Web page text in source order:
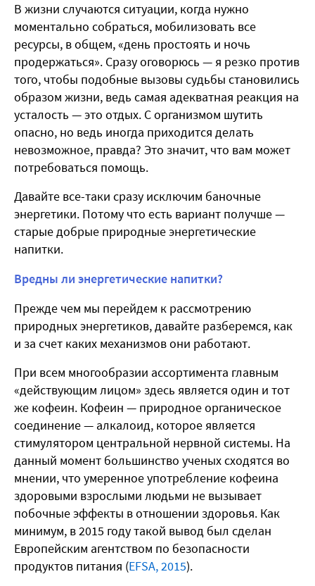
В жизни случаются ситуации, когда нужно
моментально собраться, мобилизовать все
ресурсы, в общем, «день простоять и ночь
продержаться». Сразу оговорюсь — я резко против
того, чтобы подобные вызовы судьбы становились
образом жизни, ведь самая адекватная реакция на
усталость — это отдых. С организмом шутить
опасно, но ведь иногда приходится делать
невозможное, правда? Это значит, что вам может
потребоваться помощь.
Давайте все-таки сразу исключим баночные
энергетики. Потому что есть вариант получше —
старые добрые природные энергетические
напитки.
Вредны ли энергетические напитки?
Прежде чем мы перейдем к рассмотрению
природных энергетиков, давайте разберемся, как
и за счет каких механизмов они работают.
При всем многообразии ассортимента главным
«действующим лицом» здесь является один и тот
же кофеин. Кофеин — природное органическое
соединение — алкалоид, которое является
стимулятором центральной нервной системы. На
данный момент большинство ученых сходятся во
мнении, что умеренное употребление кофеина
здоровыми взрослыми людьми не вызывает
побочные эффекты в отношении здоровья. Как
минимум, в 2015 году такой вывод был сделан
Европейским агентством по безопасности
продуктов питания (EFSA, 2015).